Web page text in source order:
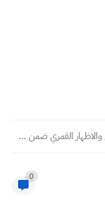
الادغام الشمسي والاظهار القمري ضمن كتاب الاسلاميه صف سادس...
0